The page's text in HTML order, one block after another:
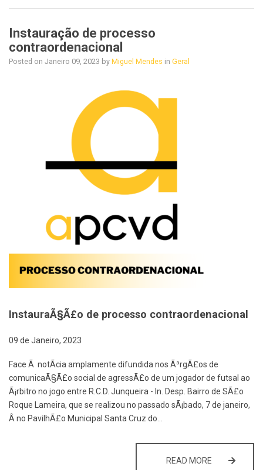
Instauração de processo
contraordenacional
Posted on Janeiro 09, 2023 by Miguel Mendes in Geral
InstauraÃ§Ã£o de processo contraordenacional
09 de Janeiro, 2023
Face Ã notÃ­cia amplamente difundida nos Ã³rgÃ£os de
comunicaÃ§Ã£o social de agressÃ£o de um jogador de futsal ao
Ã¡rbitro no jogo entre R.C.D. Junqueira - In. Desp. Bairro de SÃ£o
Roque Lameira, que se realizou no passado sÃ¡bado, 7 de janeiro,
Â no PavilhÃ£o Municipal Santa Cruz do…
READ MORE